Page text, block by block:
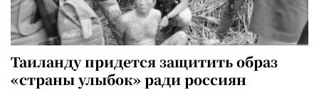
Таиланду придется защитить образ
«страны улыбок» ради россиян